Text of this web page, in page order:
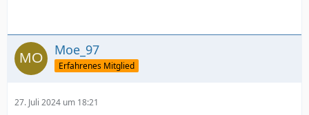
Moe_97
Erfahrenes Mitglied
27. Juli 2024 um 18:21